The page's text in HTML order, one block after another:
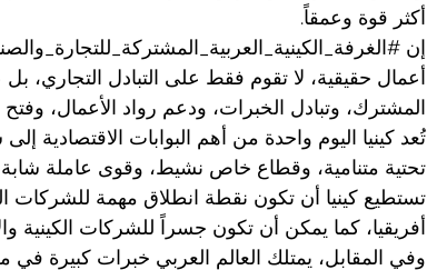
أكثر قوة وعمقاً.
إن
أعمال حقيقية، لا تقوم فقط على التبادل التجاري، بل
المشترك، وتبادل الخبرات، ودعم رواد الأعمال،
تُعد كينيا اليوم واحدة من أهم البوابات الاقتصادية
تحتية متنامية، وقطاع خاص نشيط، وقوى عاملة
تستطيع كينيا أن تكون نقطة انطلاق مهمة للشركات
أفريقيا، كما يمكن أن تكون جسراً للشركات الكينية
وفي المقابل، يمتلك العالم العربي خبرات كبيرة في